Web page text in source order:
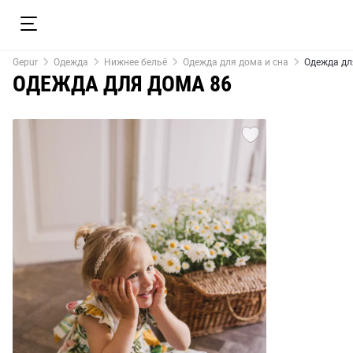
Gepur Одежда Нижнее бельё Одежда для дома и сна Одежда
ОДЕЖДА ДЛЯ ДОМА 86